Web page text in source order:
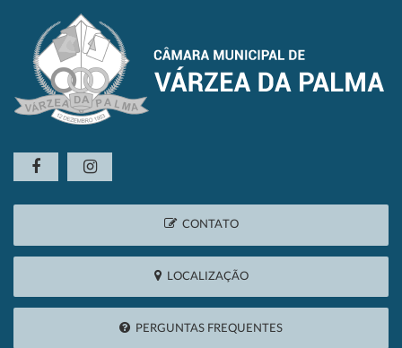
CONTATO
LOCALIZAÇÃO
PERGUNTAS FREQUENTES